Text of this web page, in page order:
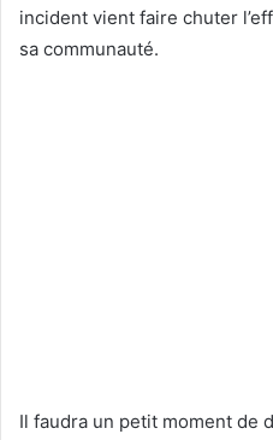
incident vient faire chuter
sa communauté.
Il faudra un petit moment de